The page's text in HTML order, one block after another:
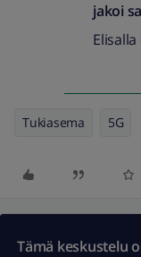
jakoi
Tukiasema 5G
Tämä keskustelu